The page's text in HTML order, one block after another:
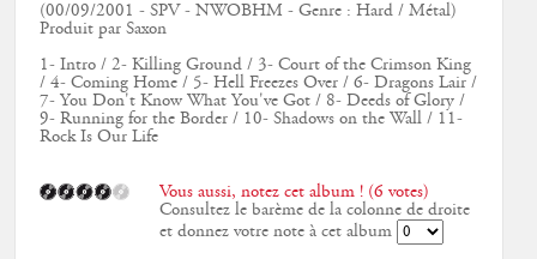
(00/09/2001 - SPV - NWOBHM - Genre : Hard / Métal)
Produit par Saxon
1- Intro / 2- Killing Ground / 3- Court of the Crimson King
/ 4- Coming Home / 5- Hell Freezes Over / 6- Dragons Lair /
7- You Don't Know What You've Got / 8- Deeds of Glory /
9- Running for the Border / 10- Shadows on the Wall / 11-
Rock Is Our Life
Vous aussi, notez cet album ! (6 votes)
Consultez le barème de la colonne de droite
et donnez votre note à cet album